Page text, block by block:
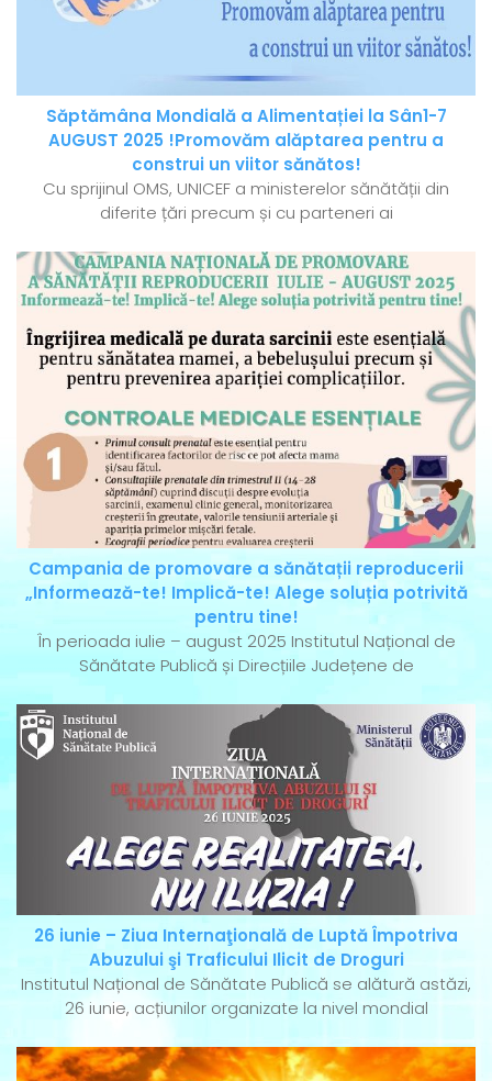
Săptămâna Mondială a Alimentației la Sân1-7
AUGUST 2025 !Promovăm alăptarea pentru a
construi un viitor sănătos!
Cu sprijinul OMS, UNICEF a ministerelor sănătății din
diferite țări precum și cu parteneri ai
Campania de promovare a sănătații reproducerii
„Informează-te! Implică-te! Alege soluția potrivită
pentru tine!
În perioada iulie – august 2025 Institutul Național de
Sănătate Publică și Direcțiile Județene de
26 iunie – Ziua Internaţională de Luptă Împotriva
Abuzului şi Traficului Ilicit de Droguri
Institutul Național de Sănătate Publică se alătură astăzi,
26 iunie, acțiunilor organizate la nivel mondial